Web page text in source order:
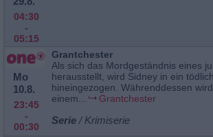
04:30
-
05:15
Mo
10.8.
23:45
-
00:30
Grantchester
Als sich das Mordgeständnis eines
herausstellt, wird Sidney in ein
hineingezogen. Währenddessen
einem...
Grantchester
Serie / Krimiserie